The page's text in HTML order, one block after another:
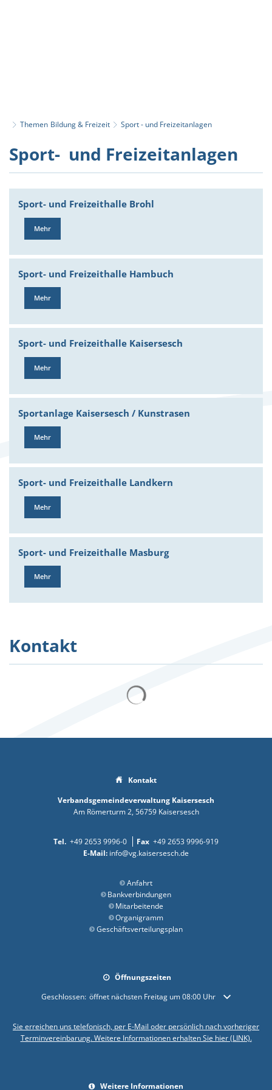
Themen Bildung & Freizeit Sport - und Freizeitanlagen
Sport
und
Freizeitanlagen
Sport- und Freizeitanlagen
Sport- und Freizeithalle Brohl
Mehr
Sport- und Freizeithalle Hambuch
Mehr
Sport- und Freizeithalle Kaisersesch
Mehr
Sportanlage Kaisersesch / Kunstrasen
Mehr
Sport- und Freizeithalle Landkern
Mehr
Sport- und Freizeithalle Masburg
Mehr
Kontakt
Kontakt
Verbandsgemeindeverwaltung Kaisersesch
Am Römerturm 2 56759 Kaisersesch
+49 2653 9996-0
+49 2653 9996-919
info@vg.kaisersesch.de
Anfahrt
Bankverbindungen
Mitarbeitende
Organigramm
Geschäftsverteilungsplan
Öffnungszeiten
Klicken, um weitere Öffnungs- oder Schließzeiten auszublenden
Geschlossen: öffnet nächsten Freitag um 08:00 Uhr
Sie erreichen uns telefonisch, per E-Mail oder persönlich nach vorheriger
Terminvereinbarung. Weitere Informationen erhalten Sie hier (LINK).
Weitere Informationen